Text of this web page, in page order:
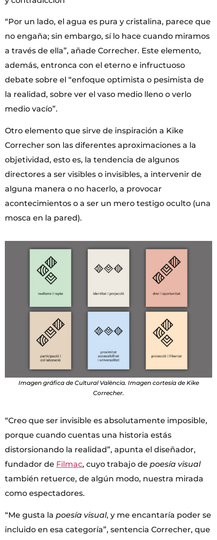
“Por un lado, el agua es pura y cristalina, parece que
no engaña; sin embargo, sí lo hace cuando miramos
a través de ella”, añade Correcher. Este elemento,
además, entronca con el eterno e infructuoso
debate sobre el “enfoque optimista o pesimista de
la realidad, sobre ver el vaso medio lleno o verlo
medio vacío”.
Otro elemento que sirve de inspiración a Kike
Correcher son las diferentes aproximaciones a la
objetividad, esto es, la tendencia de algunos
directores a ser visibles o invisibles, a intervenir de
alguna manera o no hacerlo, a provocar
acontecimientos o a ser un mero testigo oculto (una
mosca en la pared).
Imagen gráfica de Cultural València. Imagen cortesía de Kike
Correcher.
“Creo que ser invisible es absolutamente imposible,
porque cuando cuentas una historia estás
distorsionando la realidad”, apunta el diseñador,
fundador de Filmac, cuyo trabajo de poesía visual
también retuerce, de algún modo, nuestra mirada
como espectadores.
“Me gusta la poesía visual, y me encantaría poder se
incluido en esa categoría”, sentencia Correcher, que